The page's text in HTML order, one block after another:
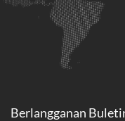
Berlangganan